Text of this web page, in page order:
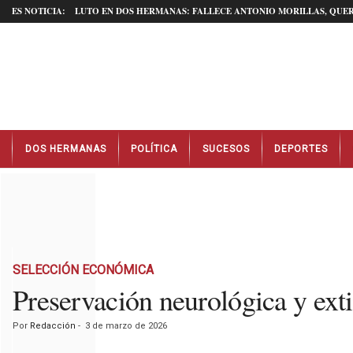
ES NOTICIA: LUTO EN DOS HERMANAS: FALLECE ANTONIO MORILLAS,
t
DOS HERMANAS POLÍTICA SUCESOS DEPORTES
SELECCIÓN ECONÓMICA
Preservación neurológica y
Por Redacción - 3 de marzo de 2026